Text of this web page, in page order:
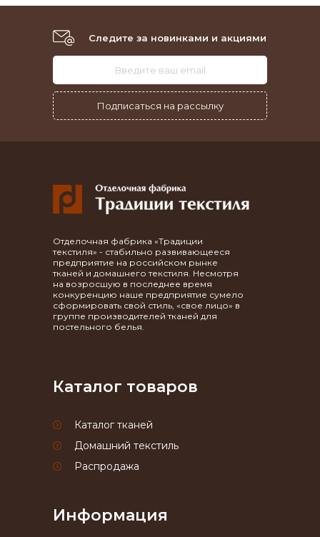
Следите за новинками и акциями
Отделочная фабрика «Традиции
текстиля» - стабильно развивающееся
предприятие на российском рынке
тканей и домашнего текстиля. Несмотря
на возросшую в последнее время
конкуренцию наше предприятие сумело
сформировать свой стиль, «свое лицо» в
группе производителей тканей для
постельного белья.
Каталог товаров
Каталог тканей
Домашний текстиль
Распродажа
Информация